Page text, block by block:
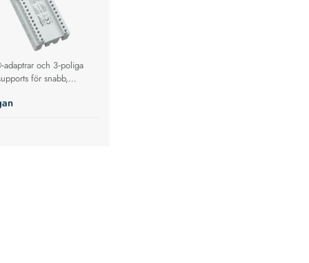
och 3‑poliga
för snabb,
och apparatmontage